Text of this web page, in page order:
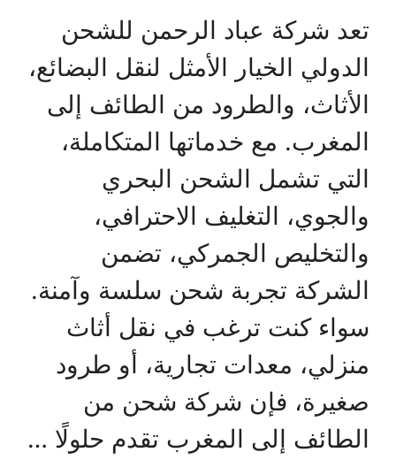
تعد شركة عباد الرحمن للشحن
الدولي الخيار الأمثل لنقل البضائع،
الأثاث، والطرود من الطائف إلى
المغرب. مع خدماتها المتكاملة،
التي تشمل الشحن البحري
والجوي، التغليف الاحترافي،
والتخليص الجمركي، تضمن
الشركة تجربة شحن سلسة وآمنة.
سواء كنت ترغب في نقل أثاث
منزلي، معدات تجارية، أو طرود
صغيرة، فإن شركة شحن من
الطائف إلى المغرب تقدم حلولًا …